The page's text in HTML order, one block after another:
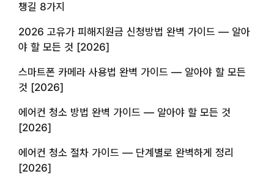
챙길 8가지
2026 고유가 피해지원금 신청방법 완벽 가이드 — 알아
야 할 모든 것 [2026]
스마트폰 카메라 사용법 완벽 가이드 — 알아야 할 모든
것 [2026]
에어컨 청소 방법 완벽 가이드 — 알아야 할 모든 것
[2026]
에어컨 청소 절차 가이드 — 단계별로 완벽하게 정리
[2026]